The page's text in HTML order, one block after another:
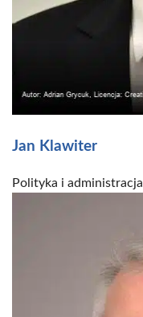
Jan Klawiter
Polityka i administracja